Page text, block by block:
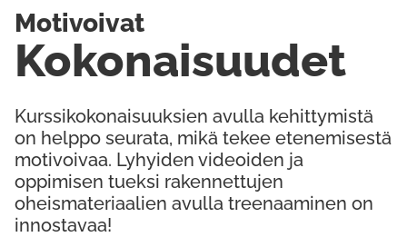
Kurssikokonaisuuksien avulla kehittymistä
on helppo seurata, mikä tekee etenemisestä
motivoivaa. Lyhyiden videoiden ja
oppimisen tueksi rakennettujen
oheismateriaalien avulla treenaaminen on
innostavaa!
Kokonaisuudet
Motivoivat